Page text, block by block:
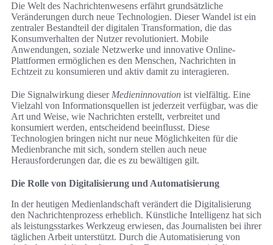
Die Welt des Nachrichtenwesens erfährt grundsätzliche
Veränderungen durch neue Technologien. Dieser Wandel ist ein
zentraler Bestandteil der digitalen Transformation, die das
Konsumverhalten der Nutzer revolutioniert. Mobile
Anwendungen, soziale Netzwerke und innovative Online-
Plattformen ermöglichen es den Menschen, Nachrichten in
Echtzeit zu konsumieren und aktiv damit zu interagieren.
Die Signalwirkung dieser Medieninnovation ist vielfältig. Eine
Vielzahl von Informationsquellen ist jederzeit verfügbar, was die
Art und Weise, wie Nachrichten erstellt, verbreitet und
konsumiert werden, entscheidend beeinflusst. Diese
Technologien bringen nicht nur neue Möglichkeiten für die
Medienbranche mit sich, sondern stellen auch neue
Herausforderungen dar, die es zu bewältigen gilt.
Die Rolle von Digitalisierung und Automatisierung
In der heutigen Medienlandschaft verändert die Digitalisierung
den Nachrichtenprozess erheblich. Künstliche Intelligenz hat sich
als leistungsstarkes Werkzeug erwiesen, das Journalisten bei ihrer
täglichen Arbeit unterstützt. Durch die Automatisierung von